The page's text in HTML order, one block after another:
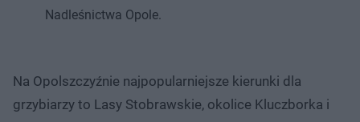
Nadleśnictwa Opole.
Na Opolszczyźnie najpopularniejsze kierunki dla
grzybiarzy to Lasy Stobrawskie, okolice Kluczborka i